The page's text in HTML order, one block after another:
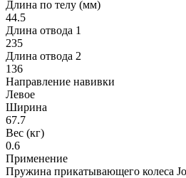
Длина по телу (мм)
44.5
Длина отвода 1
235
Длина отвода 2
136
Направление навивки
Левое
Ширина
67.7
Вес (кг)
0.6
Применение
Пружина прикатывающего колеса